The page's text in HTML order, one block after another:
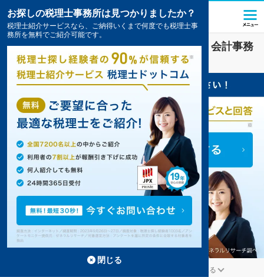
不動産業界に強い柏市(千葉県)の税理士・会計事務
所の一覧10件掲載中
もっと見る
お探しの税理士事務所は見つかりましたか？
税理士紹介サービスなら、ご納得いくまで何度でも税理士事
務所を無料でご紹介可能です。
閉じる